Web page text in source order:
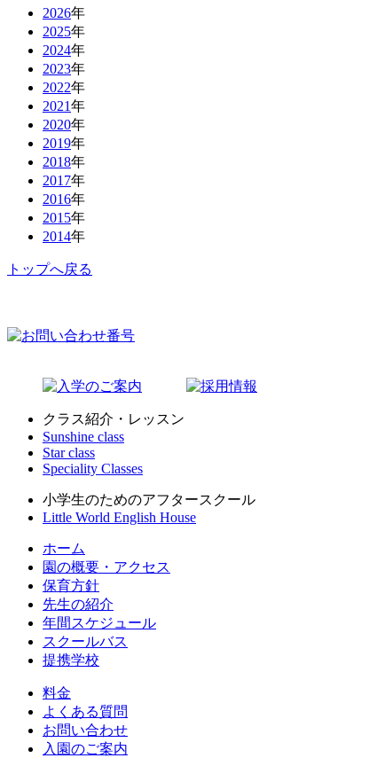
2026年
2025年
2024年
2023年
2022年
2021年
2020年
2019年
2018年
2017年
2016年
2015年
2014年
トップへ戻る
クラス紹介・レッスン
Sunshine class
Star class
Speciality Classes
小学生のためのアフタースクール
Little World English House
ホーム
園の概要・アクセス
保育方針
先生の紹介
年間スケジュール
スクールバス
提携学校
料金
よくある質問
お問い合わせ
入園のご案内